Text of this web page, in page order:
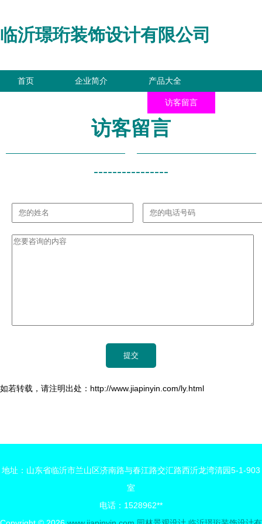
临沂璟珩装饰设计有限公司
首页 企业简介 产品大全
访客留言
访客留言
----------------
如若转载，请注明出处：http://www.jiapinyin.com/ly.html
地址：山东省临沂市兰山区济南路与春江路交汇路西沂龙湾清园5-1-903
室
电话：1528962**